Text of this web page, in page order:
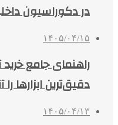
در دکوراسیون
۱۴۰۵/۰۴/۱۵
راهنمای جامع
دقیق‌ترین ابزارها را
۱۴۰۵/۰۴/۱۳